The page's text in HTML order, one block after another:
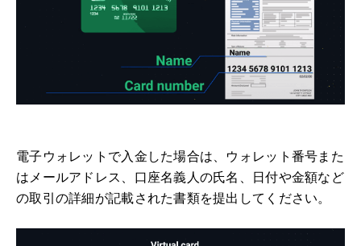
電子ウォレットで入金した場合は、ウォレット番号また
はメールアドレス、口座名義人の氏名、日付や金額など
の取引の詳細が記載された書類を提出してください。